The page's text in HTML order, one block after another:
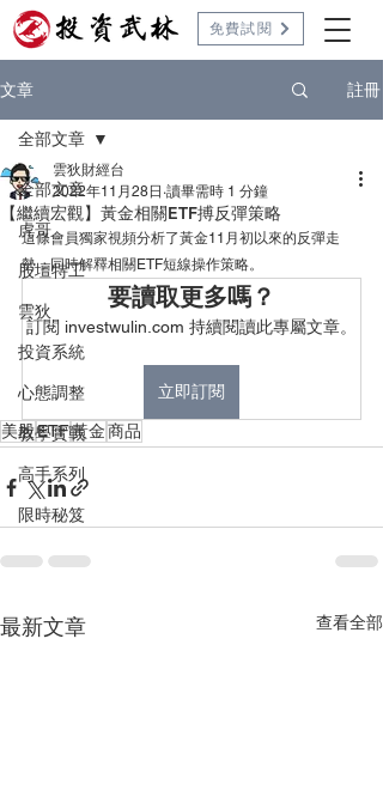
免費試閱
文章 註冊
全部文章
虎哥
股壇特工
雲狄
投資系統
心態調整
教學實戰
高手系列
限時秘笈
全部文章
【繼續宏觀】黃金相關ETF搏反彈策略
雲狄財經台
2022年11月28日 讀畢需時 1 分鐘
這條會員獨家視頻分析了黃金11月初以來的反彈走
勢，同時解釋相關ETF短線操作策略。
要讀取更多嗎？
訂閱 investwulin.com 持續閱讀此專屬文章。
立即訂閱
美股ETF黃金商品
最新文章 查看全部